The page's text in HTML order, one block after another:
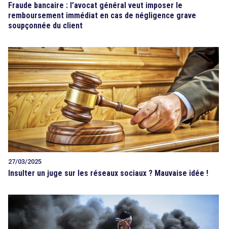
Fraude bancaire : l’avocat général veut imposer le
remboursement immédiat en cas de négligence grave
soupçonnée du client
27/03/2025
Insulter un juge sur les réseaux sociaux ? Mauvaise idée !